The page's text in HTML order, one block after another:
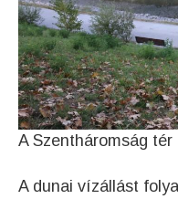
A Szentháromság tér
A dunai vízállást